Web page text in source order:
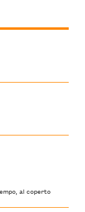
al coperto